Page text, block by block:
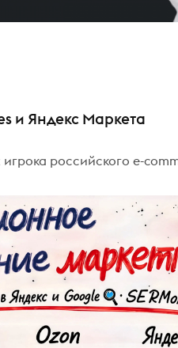
и Яндекс Маркета
российского e-